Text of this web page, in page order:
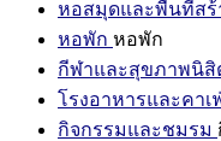
หอสมุดและพื้นที่สร้
หอพัก หอพัก
กีฬาและสุขภาพนิสิ
โรงอาหารและคาเฟ่
กิจกรรมและชมรม